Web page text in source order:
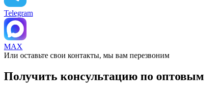
Telegram
MAX
Или оставьте свои контакты, мы вам перезвоним
Получить консультацию по оптовым